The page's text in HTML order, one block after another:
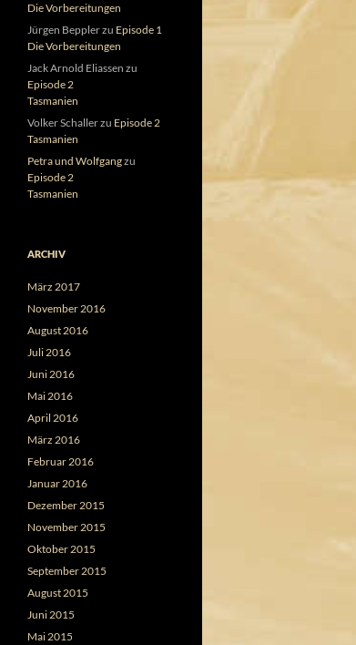
Die Vorbereitungen
Jürgen Bepplerzu Episode 1
Die Vorbereitungen
Jack Arnold Eliassen zu
Episode 2
Tasmanien
Volker Schallerzu Episode 2
Tasmanien
Petra und Wolfgangzu
Episode 2
Tasmanien
ARCHIV
März 2017
November 2016
August 2016
Juli 2016
Juni 2016
Mai 2016
April 2016
März 2016
Februar 2016
Januar 2016
Dezember 2015
November 2015
Oktober 2015
September 2015
August 2015
Juni 2015
Mai 2015